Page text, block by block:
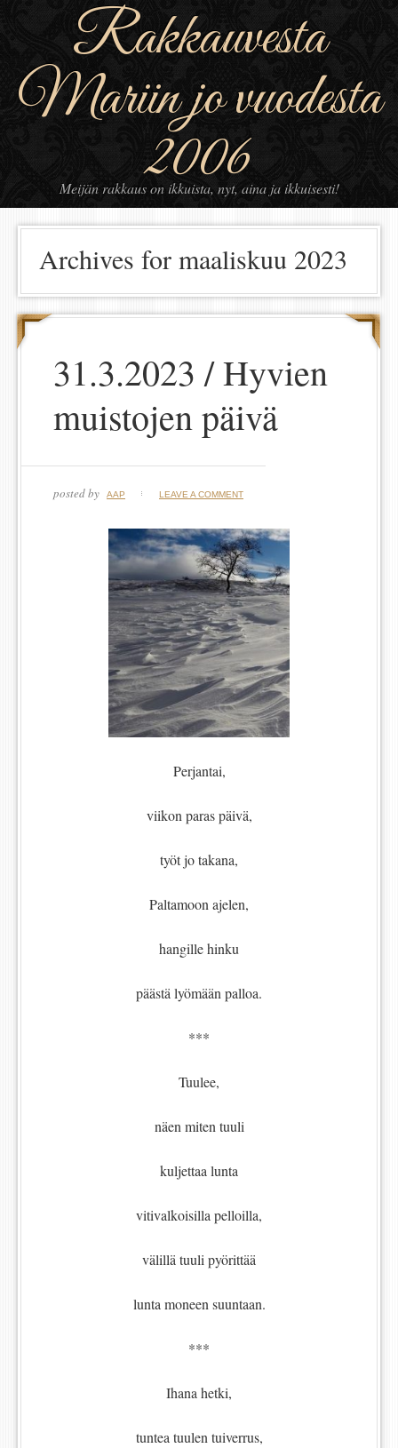
Rakkauvesta
Mariin jo vuodesta
2006
Meijän rakkaus on ikkuista, nyt, aina ja ikkuisesti!
Archives for maaliskuu 2023
31.3.2023 / Hyvien
muistojen päivä
posted by AAP LEAVE A COMMENT
Perjantai,
viikon paras päivä,
työt jo takana,
Paltamoon ajelen,
hangille hinku
päästä lyömään palloa.
***
Tuulee,
näen miten tuuli
kuljettaa lunta
vitivalkoisilla pelloilla,
välillä tuuli pyörittää
lunta moneen suuntaan.
***
Ihana hetki,
tuntea tuulen tuiverrus,